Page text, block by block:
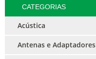
CATEGORIAS
Acústica
Antenas e Adaptadores